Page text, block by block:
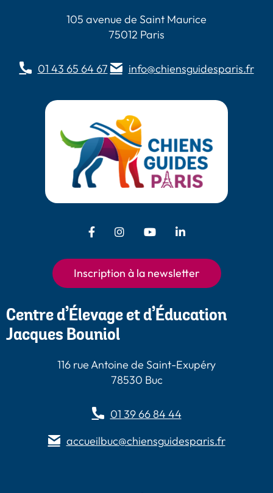
105 avenue de Saint Maurice
75012 Paris
01 43 65 64 67 info@chiensguidesparis.fr
Facebook - Chiens Guides Paris
Instagram - Chiens Guides
Youtube - Chiens
Paris
Inscription à la newsletter
Centre d’Élevage et d’Éducation
Jacques Bouniol
116 rue Antoine de Saint-Exupéry
78530 Buc
01 39 66 84 44
accueilbuc@chiensguidesparis.fr